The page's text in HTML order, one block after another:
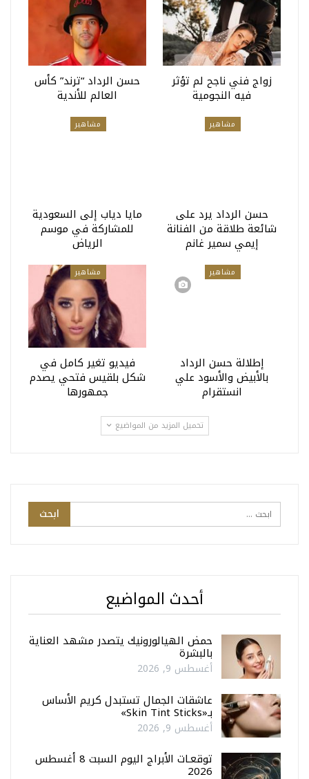
زواج فني ناجح لم تؤثر
فيه النجومية
حسن الرداد “ترند” كأس
العالم للأندية
مشاهير
حسن الرداد يرد على
شائعة طلاقة من الفنانة
إيمي سمير غانم
مشاهير
مايا دياب إلى السعودية
للمشاركة في موسم
الرياض
مشاهير
إطلالة حسن الرداد
بالأبيض والأسود علي
انستقرام
مشاهير
فيديو تغير كامل في
شكل بلقيس فتحي يصدم
جمهورها
تحميل المزيد من المواضيع
أحدث المواضيع
حمض الهيالورونيك يتصدر مشهد العناية
بالبشرة
أغسطس 9, 2026
عاشقات الجمال تستبدل كريم الأساس
بـ«Skin Tint Sticks»
أغسطس 9, 2026
توقعـات الأبراج اليوم السبت 8 أغسطس
2026